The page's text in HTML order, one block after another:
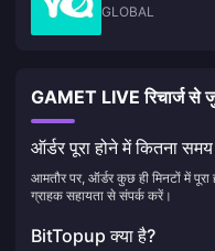
GLOBAL
GAMET LIVE रिचार्ज से
ऑर्डर पूरा होने में कितना
आमतौर पर, ऑर्डर कुछ ही मिनटों में पूरा
ग्राहक सहायता से संपर्क करें।
BitTopup क्या है?